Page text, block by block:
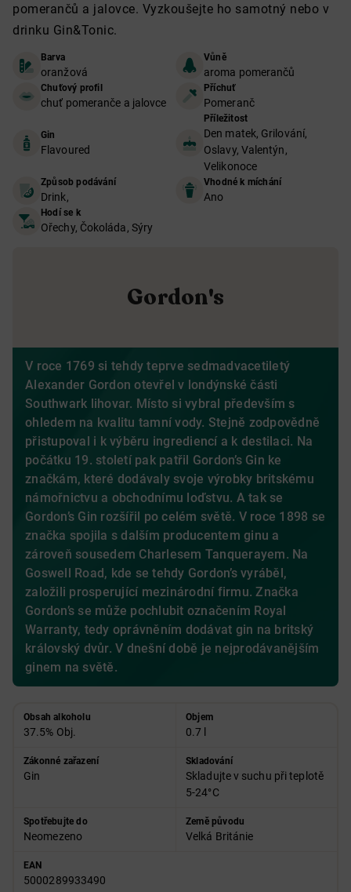
pomerančů a jalovce. Vyzkoušejte ho samotný nebo v
drinku Gin&Tonic.
Barva
oranžová
Vůně
aroma pomerančů
Chuťový profil
chuť pomeranče a jalovce
Příchuť
Pomeranč
Gin
Flavoured
Příležitost
Den matek, Grilování,
Oslavy, Valentýn,
Velikonoce
Způsob podávání
Drink,
Vhodné k míchání
Ano
Hodí se k
Ořechy, Čokoláda, Sýry
Gordon's
V roce 1769 si tehdy teprve sedmadvacetiletý
Alexander Gordon otevřel v londýnské části
Southwark lihovar. Místo si vybral především s
ohledem na kvalitu tamní vody. Stejně zodpovědně
přistupoval i k výběru ingrediencí a k destilaci. Na
počátku 19. století pak patřil Gordon’s Gin ke
značkám, které dodávaly svoje výrobky britskému
námořnictvu a obchodnímu loďstvu. A tak se
Gordon’s Gin rozšířil po celém světě. V roce 1898 se
značka spojila s dalším producentem ginu a
zároveň sousedem Charlesem Tanquerayem. Na
Goswell Road, kde se tehdy Gordon’s vyráběl,
založili prosperující mezinárodní firmu. Značka
Gordon’s se může pochlubit označením Royal
Warranty, tedy oprávněním dodávat gin na britský
královský dvůr. V dnešní době je nejprodávanějším
ginem na světě.
Obsah alkoholu
37.5% Obj.
Objem
0.7 l
Zákonné zařazení
Gin
Skladování
Skladujte v suchu při teplotě
5-24°C
Spotřebujte do
Neomezeno
Země původu
Velká Británie
EAN
5000289933490